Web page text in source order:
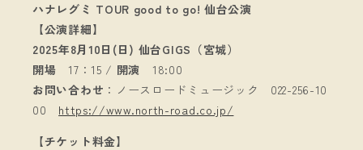
ハナレグミ TOUR good to go! 仙台公演
【公演詳細】
2025年8月10日(日) 仙台GIGS（宮城）
開場 17：15 / 開演 18:00
お問い合わせ ：ノースロードミュージック 022-256-10
00 https://www.north-road.co.jp/
【チケット料金】